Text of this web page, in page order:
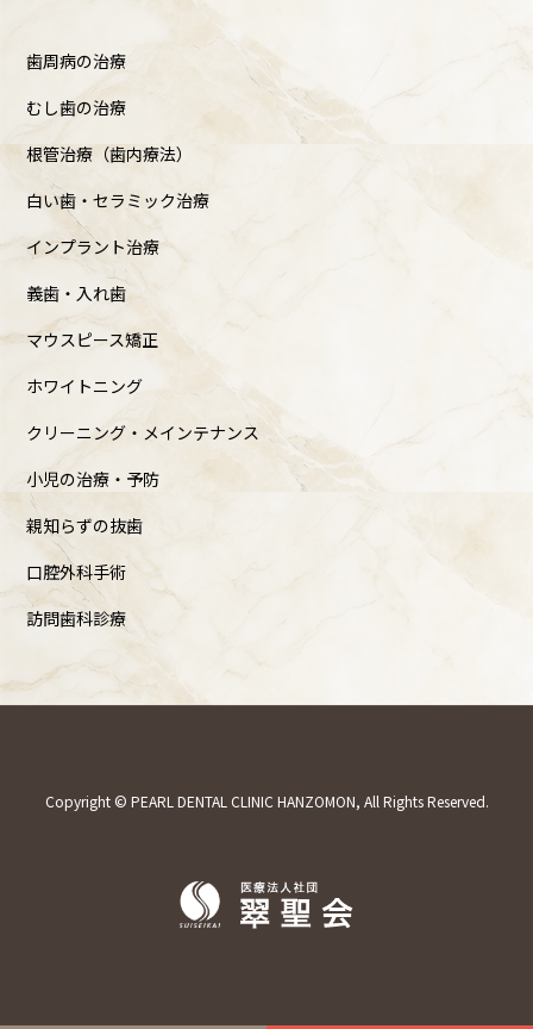
歯周病の治療
むし歯の治療
根管治療（歯内療法）
白い歯・セラミック治療
インプラント治療
義歯・入れ歯
マウスピース矯正
ホワイトニング
クリーニング・メインテナンス
小児の治療・予防
親知らずの抜歯
口腔外科手術
訪問歯科診療
Copyright © PEARL DENTAL CLINIC HANZOMON, All Rights Reserved.